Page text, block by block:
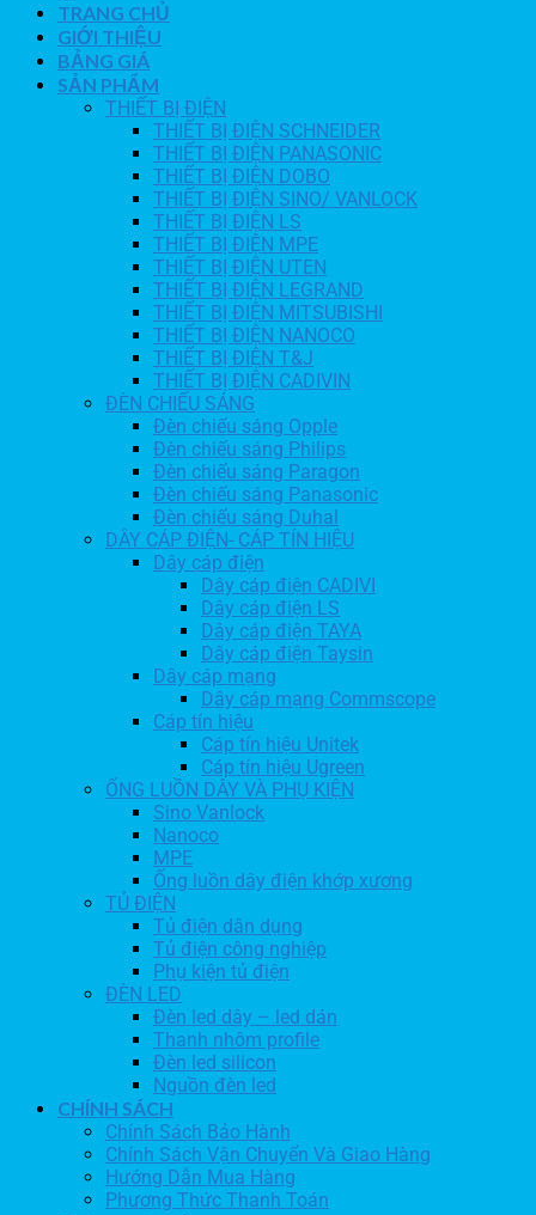
TRANG CHỦ
GIỚI THIỆU
BẢNG GIÁ
SẢN PHẨM
THIẾT BỊ ĐIỆN
THIẾT BỊ ĐIỆN SCHNEIDER
THIẾT BỊ ĐIỆN PANASONIC
THIẾT BỊ ĐIỆN DOBO
THIẾT BỊ ĐIỆN SINO/ VANLOCK
THIẾT BỊ ĐIỆN LS
THIẾT BỊ ĐIỆN MPE
THIẾT BỊ ĐIỆN UTEN
THIẾT BỊ ĐIỆN LEGRAND
THIẾT BỊ ĐIỆN MITSUBISHI
THIẾT BỊ ĐIỆN NANOCO
THIẾT BỊ ĐIỆN T&J
THIẾT BỊ ĐIỆN CADIVIN
ĐÈN CHIẾU SÁNG
Đèn chiếu sáng Opple
Đèn chiếu sáng Philips
Đèn chiếu sáng Paragon
Đèn chiếu sáng Panasonic
Đèn chiếu sáng Duhal
DÂY CÁP ĐIỆN- CÁP TÍN HIỆU
Dây cáp điện
Dây cáp điện CADIVI
Dây cáp điện LS
Dây cáp điện TAYA
Dây cáp điện Taysin
Dây cáp mạng
Dây cáp mạng Commscope
Cáp tín hiệu
Cáp tín hiệu Unitek
Cáp tín hiệu Ugreen
ỐNG LUỒN DÂY VÀ PHỤ KIỆN
Sino Vanlock
Nanoco
MPE
Ống luồn dây điện khớp xương
TỦ ĐIỆN
Tủ điện dân dụng
Tủ điện công nghiệp
Phụ kiện tủ điện
ĐÈN LED
Đèn led dây – led dán
Thanh nhôm profile
Đèn led silicon
Nguồn đèn led
CHÍNH SÁCH
Chính Sách Bảo Hành
Chính Sách Vận Chuyển Và Giao Hàng
Hướng Dẫn Mua Hàng
Phương Thức Thanh Toán